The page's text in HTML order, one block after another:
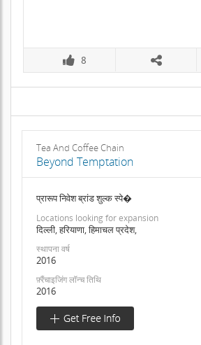
8
Tea And Coffee Chain
Beyond Temptation
प्रारूप निवेश ब्रांड शुल्क स्पे�
Locations looking for expansion
दिल्ली, हरियाणा, हिमाचल प्रदेश,
स्थापना वर्ष
2016
फ़्रैंचाइजिंग लॉन्च तिथि
2016